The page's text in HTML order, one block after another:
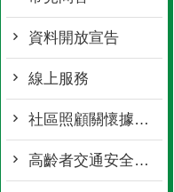
資料開放宣告
線上服務
社區照顧關懷據點專區
高齡者交通安全專區